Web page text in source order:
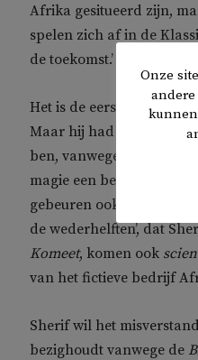
Afrika gesitueerd zijn,
spelen zich af in de
de toekomst.’
Het is de eerste keer dat
Maar hij had wel veel
ben, vanwege mijn
magie een belangrijke
gebeuren ook wonderen.
de wederhelften’, dat
Komeet, komen ook
van het fictieve bedrijf
Sherif wil het
bezighoudt vanwege de
Onze